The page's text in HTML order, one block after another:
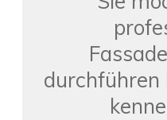
durchführen